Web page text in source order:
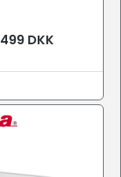
499 DKK